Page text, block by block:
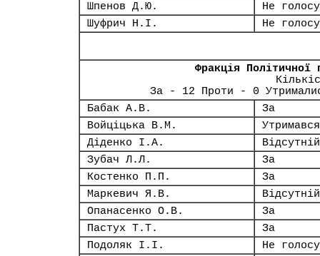
Шпенов Д.Ю.
Не
Шуфрич Н.І.
Не
Фракція Політичної
За - 12 Проти - 0
Бабак А.В.
За
Войціцька В.М.
Утримався
Діденко І.А.
Відсутній
Зубач Л.Л.
За
Костенко П.П.
За
Маркевич Я.В.
Відсутній
Опанасенко О.В.
За
Пастух Т.Т.
За
Подоляк І.І.
Не